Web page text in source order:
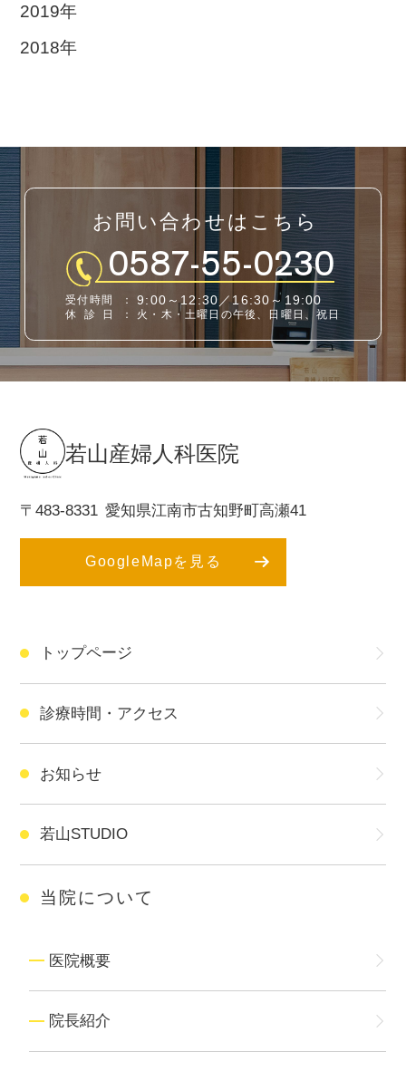
2019年
2018年
お問い合わせはこちら
0587-55-0230
受付時間 ： 9:00～12:30／16:30～19:00
休診日 ： 火・木・土曜日の午後、日曜日、祝日
若山産婦人科医院
〒483-8331 愛知県江南市古知野町高瀬41
GoogleMapを見る
トップページ
診療時間・アクセス
お知らせ
若山STUDIO
当院について
医院概要
院長紹介